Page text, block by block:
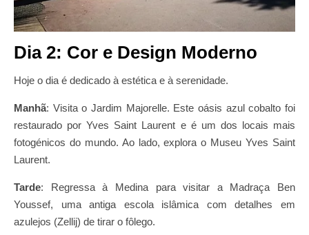
Dia 2: Cor e Design Moderno
Hoje o dia é dedicado à estética e à serenidade.
Manhã: Visita o Jardim Majorelle. Este oásis azul cobalto foi
restaurado por Yves Saint Laurent e é um dos locais mais
fotogénicos do mundo. Ao lado, explora o Museu Yves Saint
Laurent.
Tarde: Regressa à Medina para visitar a Madraça Ben
Youssef, uma antiga escola islâmica com detalhes em
azulejos (Zellij) de tirar o fôlego.